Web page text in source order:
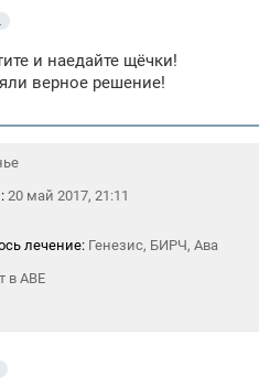
и наедайте щёчки!
верное решение!
20 май 2017, 21:11
лечение: Генезис, БИРЧ, Ава
в АВЕ